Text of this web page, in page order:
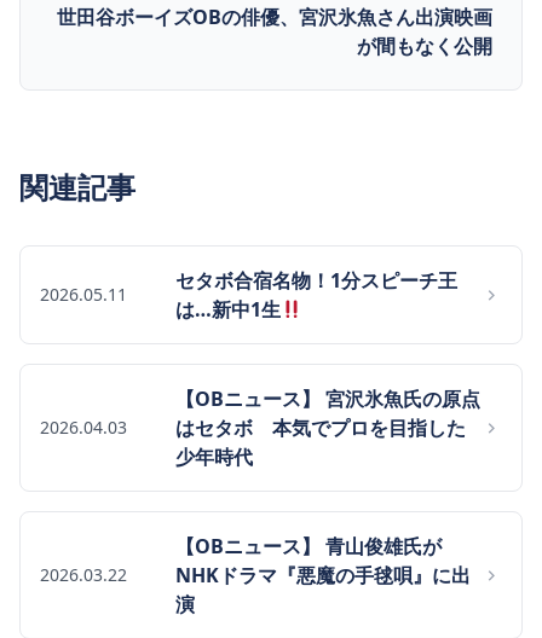
世田谷ボーイズOBの俳優、宮沢氷魚さん出演映画
が間もなく公開
関連記事
2026.05.11
セタボ合宿名物！1分スピーチ王
は…新中1生
2026.04.03
【OBニュース】 宮沢氷魚氏の原点
はセタボ 本気でプロを目指した
少年時代
2026.03.22
【OBニュース】 青山俊雄氏が
NHKドラマ『悪魔の手毬唄』に出
演